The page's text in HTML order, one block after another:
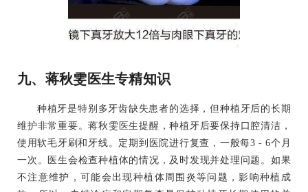
九、蒋秋雯医生专精知识
种植牙是特别多牙齿缺失患者的选择，但种植牙后的长期
维护非常重要。蒋秋雯医生提醒，种植牙后要保持口腔清洁，
使用软毛牙刷和牙线。定期到医院进行复查，一般每3 - 6个月
一次。医生会检查种植体的情况，及时发现并处理问题。如果
不注意维护，可能会出现种植体周围炎等问题，影响种植成